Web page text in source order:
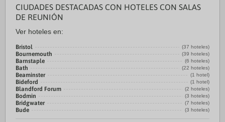
CIUDADES DESTACADAS CON HOTELES CON SALAS
DE REUNIÓN
Ver hoteles en:
Bristol (37 hoteles)
Bournemouth (39 hoteles)
Barnstaple (6 hoteles)
Bath (22 hoteles)
Beaminster (1 hotel)
Bideford (1 hotel)
Blandford Forum (2 hoteles)
Bodmin (3 hoteles)
Bridgwater (7 hoteles)
Bude (3 hoteles)